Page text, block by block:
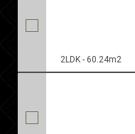
2LDK - 60.24m2